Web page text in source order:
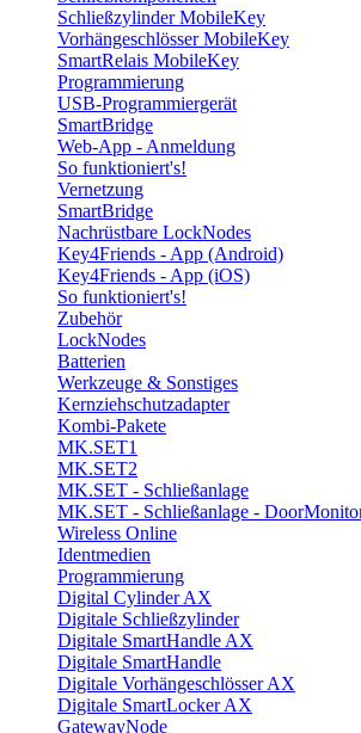
Schließzylinder MobileKey
Vorhängeschlösser MobileKey
SmartRelais MobileKey
Programmierung
USB-Programmiergerät
SmartBridge
Web-App - Anmeldung
So funktioniert's!
Vernetzung
SmartBridge
Nachrüstbare LockNodes
Key4Friends - App (Android)
Key4Friends - App (iOS)
So funktioniert's!
Zubehör
LockNodes
Batterien
Werkzeuge & Sonstiges
Kernziehschutzadapter
Kombi-Pakete
MK.SET1
MK.SET2
MK.SET - Schließanlage
MK.SET - Schließanlage -
Wireless Online
Identmedien
Programmierung
Digital Cylinder AX
Digitale Schließzylinder
Digitale SmartHandle AX
Digitale SmartHandle
Digitale Vorhängeschlösser AX
Digitale SmartLocker AX
GatewayNode